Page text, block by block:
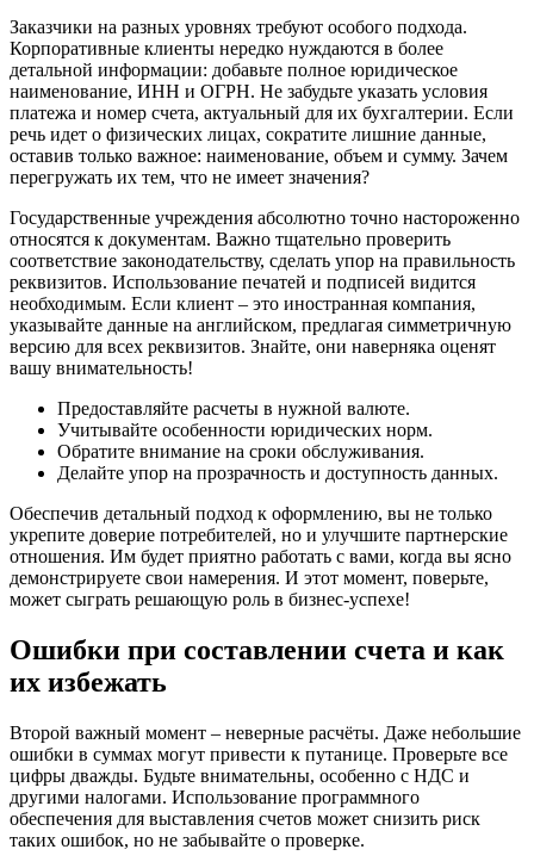
Заказчики на разных уровнях требуют особого подхода.
Корпоративные клиенты нередко нуждаются в более
детальной информации: добавьте полное юридическое
наименование, ИНН и ОГРН. Не забудьте указать условия
платежа и номер счета, актуальный для их бухгалтерии. Если
речь идет о физических лицах, сократите лишние данные,
оставив только важное: наименование, объем и сумму. Зачем
перегружать их тем, что не имеет значения?
Государственные учреждения абсолютно точно настороженно
относятся к документам. Важно тщательно проверить
соответствие законодательству, сделать упор на правильность
реквизитов. Использование печатей и подписей видится
необходимым. Если клиент – это иностранная компания,
указывайте данные на английском, предлагая симметричную
версию для всех реквизитов. Знайте, они наверняка оценят
вашу внимательность!
Предоставляйте расчеты в нужной валюте.
Учитывайте особенности юридических норм.
Обратите внимание на сроки обслуживания.
Делайте упор на прозрачность и доступность данных.
Обеспечив детальный подход к оформлению, вы не только
укрепите доверие потребителей, но и улучшите партнерские
отношения. Им будет приятно работать с вами, когда вы ясно
демонстрируете свои намерения. И этот момент, поверьте,
может сыграть решающую роль в бизнес-успехе!
Ошибки при составлении счета и как
их избежать
Второй важный момент – неверные расчёты. Даже небольшие
ошибки в суммах могут привести к путанице. Проверьте все
цифры дважды. Будьте внимательны, особенно с НДС и
другими налогами. Использование программного
обеспечения для выставления счетов может снизить риск
таких ошибок, но не забывайте о проверке.